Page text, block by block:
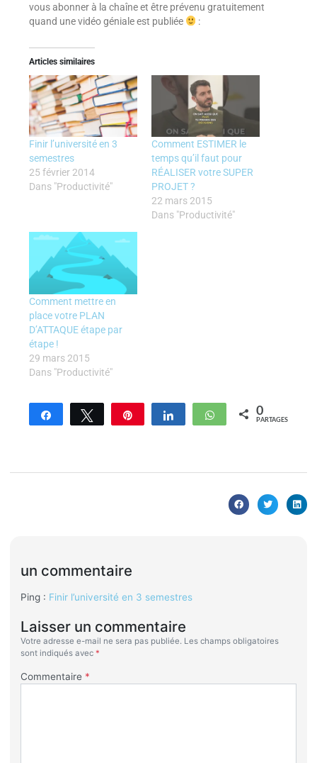
vous abonner à la chaîne et être prévenu gratuitement
quand une vidéo géniale est publiée
:
Articles similaires
Finir l’université en 3
semestres
25 février 2014
Dans "Productivité"
Comment ESTIMER le
temps qu’il faut pour
RÉALISER votre SUPER
PROJET ?
22 mars 2015
Dans "Productivité"
Comment mettre en
place votre PLAN
D’ATTAQUE étape par
étape !
29 mars 2015
Dans "Productivité"
Partagez Tweetez Enregistrer Partagez WhatsApp
0
PARTAGES
un commentaire
Ping : Finir l’université en 3 semestres
Laisser un commentaire
Votre adresse e-mail ne sera pas publiée. Les champs obligatoires
sont indiqués avec *
Commentaire *